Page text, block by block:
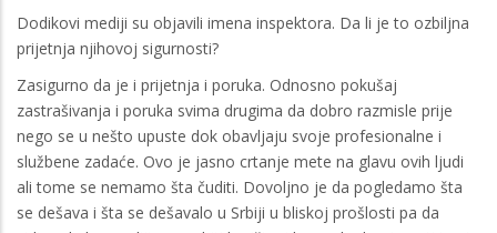
Dodikovi mediji su objavili imena inspektora. Da li je to ozbiljna
prijetnja njihovoj sigurnosti?
Zasigurno da je i prijetnja i poruka. Odnosno pokušaj
zastrašivanja i poruka svima drugima da dobro razmisle prije
nego se u nešto upuste dok obavljaju svoje profesionalne i
službene zadaće. Ovo je jasno crtanje mete na glavu ovih ljudi
ali tome se nemamo šta čuditi. Dovoljno je da pogledamo šta
se dešava i šta se dešavalo u Srbiji u bliskoj prošlosti pa da